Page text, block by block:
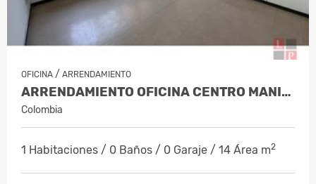
OFICINA / ARRENDAMIENTO
ARRENDAMIENTO OFICINA CENTRO MANIZA…
Colombia
1 Habitaciones / 0 Baños / 0 Garaje / 14 Área m2